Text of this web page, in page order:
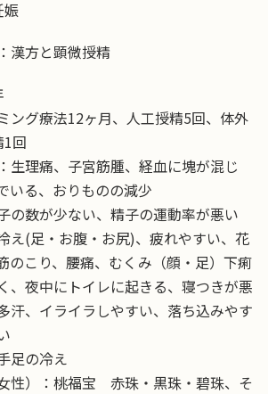
娠
漢方と顕微授精
ング療法12ヶ月、人工授精5回、体外
回
生理痛、子宮筋腫、経血に塊が混じ
いる、おりものの減少
の数が少ない、精子の運動率が悪い
え(足・お腹・お尻)、疲れやすい、花
のこり、腰痛、むくみ（顔・足）下痢
、夜中にトイレに起きる、寝つきが悪
汗、イライラしやすい、落ち込みやす
足の冷え
性）：桃福宝 赤珠・黒珠・碧珠、そ